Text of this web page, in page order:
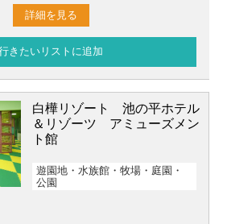
詳細を見る
白樺リゾート 池の平ホテル
＆リゾーツ アミューズメン
ト館
遊園地・水族館・牧場・庭園・
公園